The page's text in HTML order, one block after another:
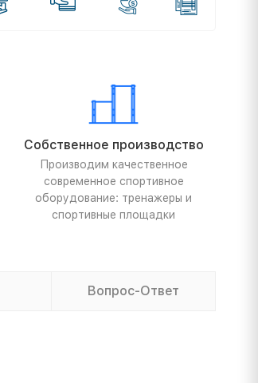
Собственное производство
Производим качественное
современное спортивное
оборудование: тренажеры и
спортивные площадки
Вопрос-Ответ